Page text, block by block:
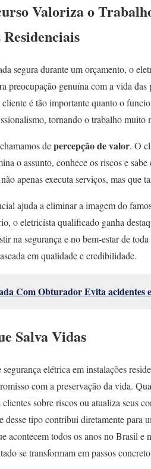
Valoriza o
segura durante um orçamento, o
preocupação genuína com a vida
é tão importante quanto o
tornando o trabalho muito
depercepção de valor. O
o assunto, conhece os riscos e
apenas executa serviços, mas que
ajuda a eliminar a imagem do
o eletricista qualificado ganha
na segurança e no bem-estar de
em qualidade e credibilidade.
Com Obturador Evita acidentes
Salva Vidas
elétrica em instalações
com a preservação da vida.
sobre riscos ou atualiza seus
desse tipo contribui diretamente
acontecem todos os anos no Brasil
se transformam em passos